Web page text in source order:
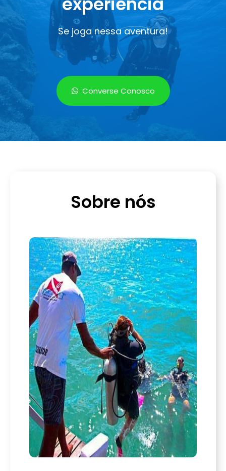
Se joga nessa aventura!
Converse Conosco
Sobre nós